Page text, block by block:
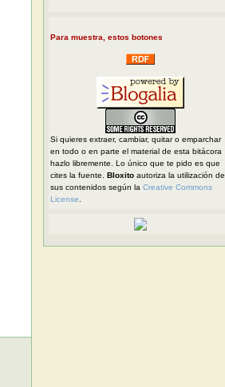
Para muestra, estos botones
Si quieres extraer, cambiar, quitar o emparchar
en todo o en parte el material de esta bitácora
hazlo libremente. Lo único que te pido es que
cites la fuente. Bloxitoautoriza la utilización de
sus contenidos según la Creative Commons
License